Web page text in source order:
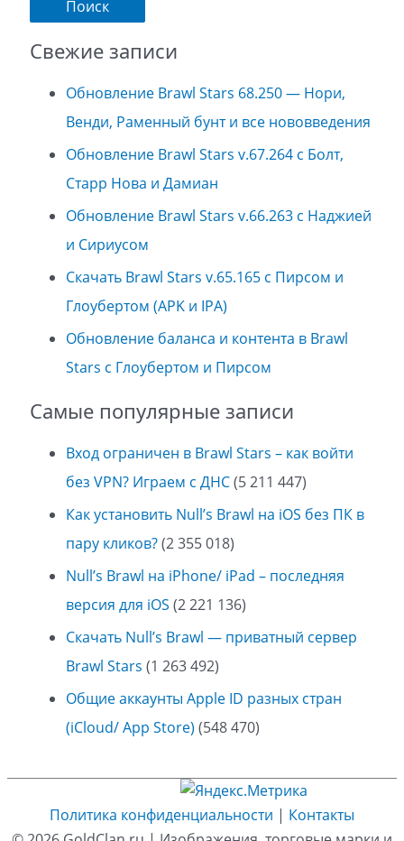
Свежие записи
Обновление Brawl Stars 68.250 — Нори,
Венди, Раменный бунт и все нововведения
Обновление Brawl Stars v.67.264 с Болт,
Старр Нова и Дамиан
Обновление Brawl Stars v.66.263 с Наджией
и Сириусом
Скачать Brawl Stars v.65.165 с Пирсом и
Глоубертом (APK и IPA)
Обновление баланса и контента в Brawl
Stars с Глоубертом и Пирсом
Самые популярные записи
Вход ограничен в Brawl Stars – как войти
без VPN? Играем с ДНС(5 211 447)
Как установить Null’s Brawl на iOS без ПК в
пару кликов?(2 355 018)
Null’s Brawl на iPhone/ iPad – последняя
версия для iOS (2 221 136)
Скачать Null’s Brawl — приватный сервер
Brawl Stars (1 263 492)
Общие аккаунты Apple ID разных стран
(iCloud/ App Store) (548 470)
Политика конфиденциальности | Контакты